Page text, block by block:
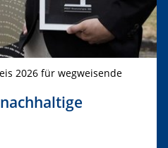
2026 für wegweisende